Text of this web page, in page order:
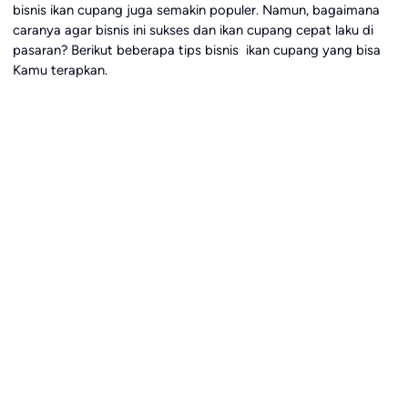
bisnis ikan cupang juga semakin populer. Namun, bagaimana
caranya agar bisnis ini sukses dan ikan cupang cepat laku di
pasaran? Berikut beberapa tips bisnis ikan cupang yang bisa
Kamu terapkan.